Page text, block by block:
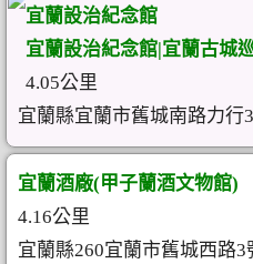
宜蘭設治紀念館
宜蘭設治紀念館|宜蘭古城
4.05公里
宜蘭縣宜蘭市舊城南路力行
宜蘭酒廠(甲子蘭酒文物館)
4.16公里
宜蘭縣260宜蘭市舊城西路3